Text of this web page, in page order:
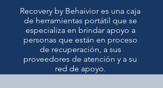
Recovery by Behaivior es una caja
de herramientas portátil que se
especializa en brindar apoyo a
personas que están en proceso
de recuperación, a sus
proveedores de atención y a su
red de apoyo.